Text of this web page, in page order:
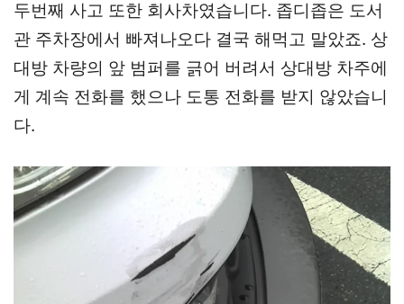
두번째 사고 또한 회사차였습니다. 좁디좁은 도서
관 주차장에서 빠져나오다 결국 해먹고 말았죠. 상
대방 차량의 앞 범퍼를 긁어 버려서 상대방 차주에
게 계속 전화를 했으나 도통 전화를 받지 않았습니
다.